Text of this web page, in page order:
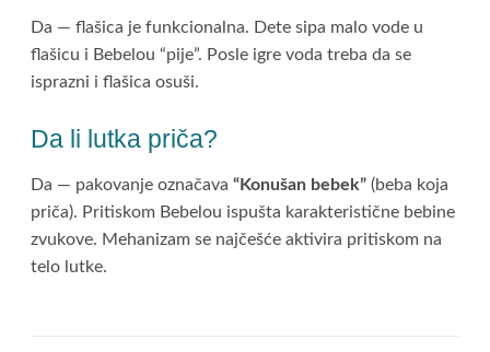
Da — flašica je funkcionalna. Dete sipa malo vode u
flašicu i Bebelou “pije”. Posle igre voda treba da se
isprazni i flašica osuši.
Da li lutka priča?
Da — pakovanje označava“Konušan bebek” (beba koja
priča). Pritiskom Bebelou ispušta karakteristične bebine
zvukove. Mehanizam se najčešće aktivira pritiskom na
telo lutke.